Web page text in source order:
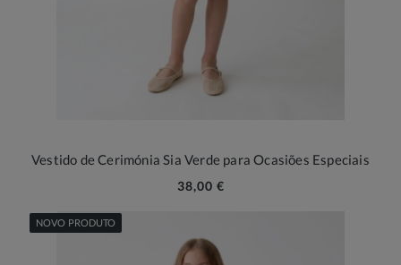
Vestido de Cerimónia Sia Verde para Ocasiões Especiais
38,00 €
NOVO PRODUTO